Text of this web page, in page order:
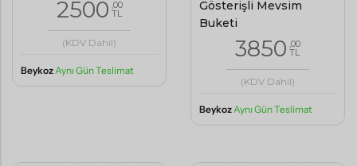
2500 ,00
TL
(KDV Dahil)
Beykoz Aynı Gün Teslimat
Gösterişli Mevsim
Buketi
3850 ,00
TL
(KDV Dahil)
BeykozAynı Gün Teslimat